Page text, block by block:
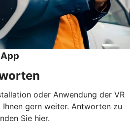
oder Anwendung der VR
Ihnen gern weiter. Antworten zu
Sie hier.